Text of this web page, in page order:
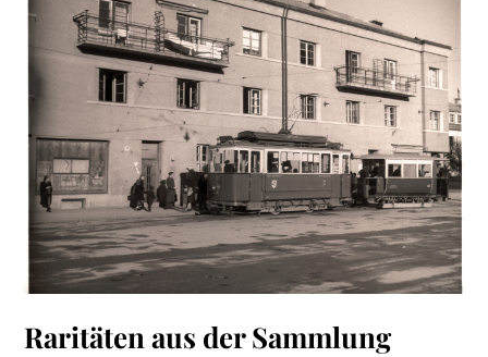
Raritäten aus der Sammlung